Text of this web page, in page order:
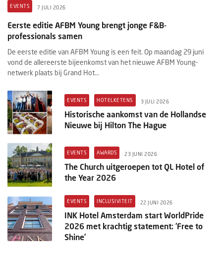
EVENTS 7 JULI 2026
Eerste editie AFBM Young brengt jonge F&B-
professionals samen
De eerste editie van AFBM Young is een feit. Op maandag 29 juni
vond de allereerste bijeenkomst van het nieuwe AFBM Young-
netwerk plaats bij Grand Hot...
EVENTS HOTELKETENS 3 JULI 2026
Historische aankomst van de Hollandse
Nieuwe bij Hilton The Hague
EVENTS AWARDS 23 JUNI 2026
The Church uitgeroepen tot QL Hotel of
the Year 2026
EVENTS INCLUSIVITEIT 22 JUNI 2026
INK Hotel Amsterdam start WorldPride
2026 met krachtig statement: ‘Free to
Shine’